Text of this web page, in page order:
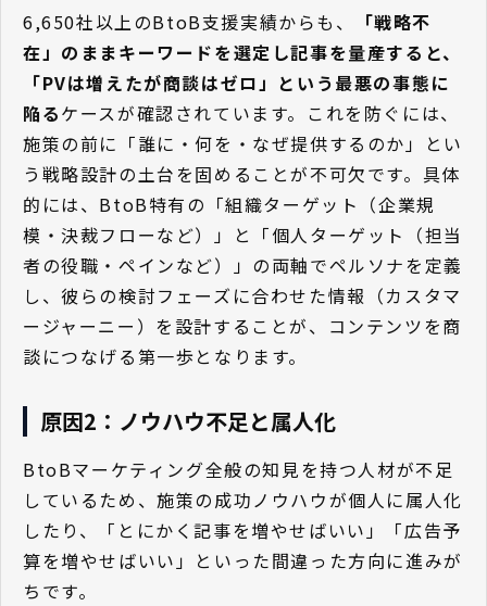
6,650社以上のBtoB支援実績からも、
「戦略不
在」のままキーワードを選定し記事を量産すると、
「PVは増えたが商談はゼロ」という最悪の事態に
陥るケースが確認されています。これを防ぐには、
施策の前に「誰に・何を・なぜ提供するのか」とい
う戦略設計の土台を固めることが不可欠です。具体
的には、BtoB特有の「組織ターゲット（企業規
模・決裁フローなど）」と「個人ターゲット（担当
者の役職・ペインなど）」の両軸でペルソナを定義
し、彼らの検討フェーズに合わせた情報（カスタマ
ージャーニー）を設計することが、コンテンツを商
談につなげる第一歩となります。
原因2：ノウハウ不足と属人化
BtoBマーケティング全般の知見を持つ人材が不足
しているため、施策の成功ノウハウが個人に属人化
したり、「とにかく記事を増やせばいい」「広告予
算を増やせばいい」といった間違った方向に進みが
ちです。